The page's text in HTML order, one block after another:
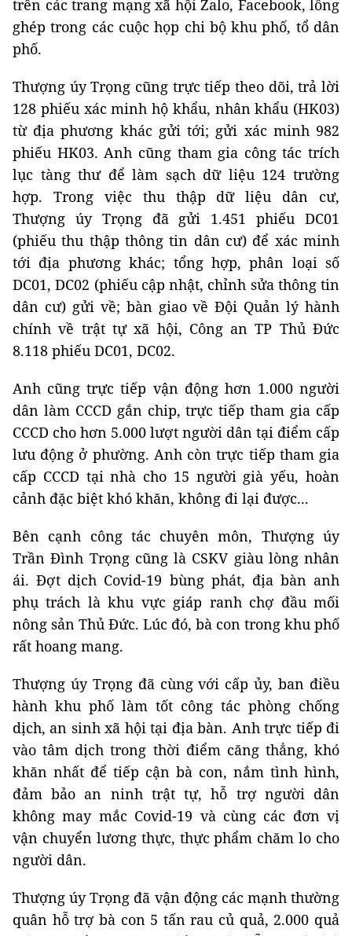
Thượng úy Trọng cũng trực tiếp theo dõi, trả lời
128 phiếu xác minh hộ khẩu, nhân khẩu (HK03)
từ địa phương khác gửi tới; gửi xác minh 982
lục tàng thư để làm sạch dữ liệu 124 trường
hợp. Trong việc thu thập dữ liệu dân cư,
Thượng úy Trọng đã gửi 1.451 phiếu DC01
(phiếu thu thập thông tin dân cư) để xác minh
tới địa phương khác; tổng hợp, phân loại số
DC01, DC02 (phiếu cập nhật, chỉnh sửa thông tin
dân cư) gửi về; bàn giao về Đội Quản lý hành
chính về trật tự xã hội, Công an TP Thủ Đức
8.118 phiếu DC01, DC02.
Anh cũng trực tiếp vận động hơn 1.000 người
dân làm CCCD gắn chip, trực tiếp tham gia cấp
CCCD cho hơn 5.000 lượt người dân tại điểm cấp
cấp CCCD tại nhà cho 15 người già yếu, hoàn
cảnh đặc biệt khó khăn, không đi lại được...
Bên cạnh công tác chuyên môn, Thượng úy
Trần Đình Trọng cũng là CSKV giàu lòng nhân
ái. Đợt dịch Covid-19 bùng phát, địa bàn anh
nông sản Thủ Đức. Lúc đó, bà con trong khu phố
rất hoang mang.
Thượng úy Trọng đã cùng với cấp ủy, ban điều
hành khu phố làm tốt công tác phòng chống
dịch, an sinh xã hội tại địa bàn. Anh trực tiếp đi
khăn nhất để tiếp cận bà con, nắm tình hình,
đảm bảo an ninh trật tự, hỗ trợ người dân
không may mắc Covid-19 và cùng các đơn vị
vận chuyển lương thực, thực phẩm chăm lo cho
người dân.
Thượng úy Trọng đã vận động các mạnh thường
quân hỗ trợ bà con 5 tấn rau củ quả, 2.000 quả
trứng, 2 tấn gạo, 500 phần quà; hỗ trợ các hộ
vận động 38 chủ trọ giảm tiền thuê trọ cho
người dân cư trú tại địa bàn quản lý với tổng số